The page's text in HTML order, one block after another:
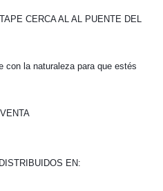
CERCA AL AL PUENTE DEL
con la naturaleza para que estés
EN: